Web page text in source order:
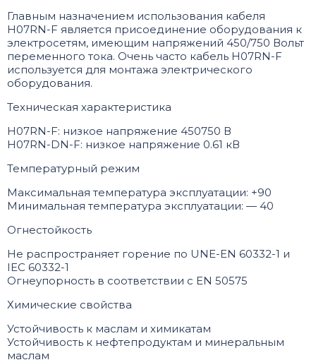
Главным назначением использования кабеля
H07RN-F является присоединение оборудования к
электросетям, имеющим напряжений 450/750 Вольт
переменного тока. Очень часто кабель H07RN-F
используется для монтажа электрического
оборудования.
Техническая характеристика
H07RN-F: низкое напряжение 450750 В
H07RN-DN-F: низкое напряжение 0.61 кВ
Температурный режим
Максимальная температура эксплуатации: +90
Минимальная температура эксплуатации: — 40
Огнестойкость
Не распространяет горение по UNE-EN 60332-1 и
IEC 60332-1
Огнеупорность в соответствии с EN 50575
Химические свойства
Устойчивость к маслам и химикатам
Устойчивость к нефтепродуктам и минеральным
маслам